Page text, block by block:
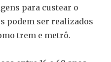
para custear o
podem ser realizados
trem e metrô.